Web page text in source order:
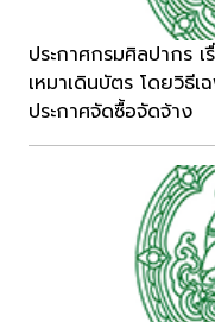
ประกาศกรมศิลปากร เ
เหมาเดินบัตร โดยวิธีเ
ประกาศจัดซื้อจัดจ้าง